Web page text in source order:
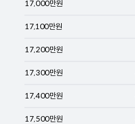
17,000만원
17,100만원
17,200만원
17,300만원
17,400만원
17,500만원